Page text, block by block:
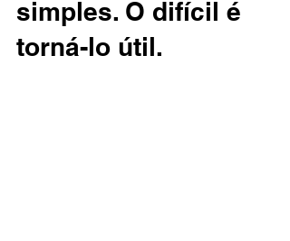
Criar um Agente GPT é
simples. O difícil é